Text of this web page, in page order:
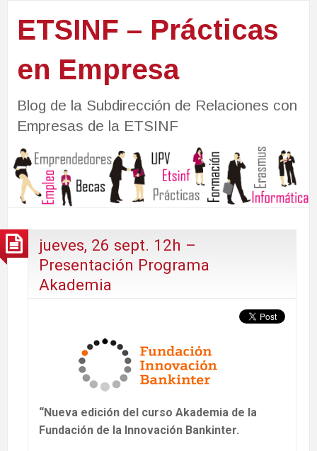
ETSINF – Prácticas
en Empresa
Blog de la Subdirección de Relaciones con
Empresas de la ETSINF
jueves, 26 sept. 12h –
Presentación Programa
Akademia
“Nueva edición del curso Akademia de la
Fundación de la Innovación Bankinter.